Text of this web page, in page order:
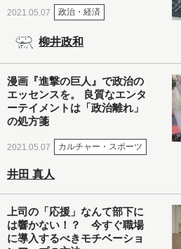
2021.05.07 政治・経済
柳井政和
漫画『進撃の巨人』で政治の
エッセンスを。 良質なエンタ
ーテイメントは「政治離れ」
の処方箋
2021.05.07 カルチャー・スポーツ
井田 真人
上司の「応援」なんて部下に
は響かない！？ 今すぐ職場
に導入するべきモチベーショ